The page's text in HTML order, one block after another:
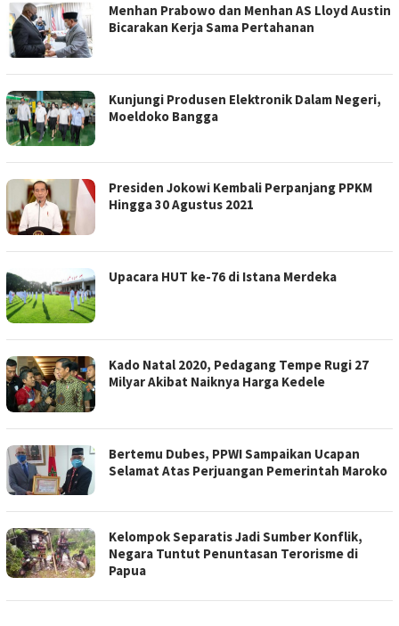
Menhan Prabowo dan Menhan AS Lloyd Austin
Bicarakan Kerja Sama Pertahanan
Kunjungi Produsen Elektronik Dalam Negeri,
Moeldoko Bangga
Presiden Jokowi Kembali Perpanjang PPKM
Hingga 30 Agustus 2021
Upacara HUT ke-76 di Istana Merdeka
Kado Natal 2020, Pedagang Tempe Rugi 27
Milyar Akibat Naiknya Harga Kedele
Bertemu Dubes, PPWI Sampaikan Ucapan
Selamat Atas Perjuangan Pemerintah Maroko
Kelompok Separatis Jadi Sumber Konflik,
Negara Tuntut Penuntasan Terorisme di
Papua